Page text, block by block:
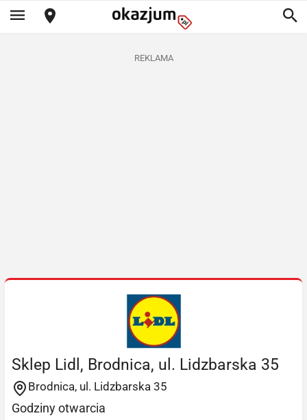
REKLAMA
Sklep Lidl, Brodnica, ul. Lidzbarska 35
Brodnica, ul. Lidzbarska 35
Godziny otwarcia